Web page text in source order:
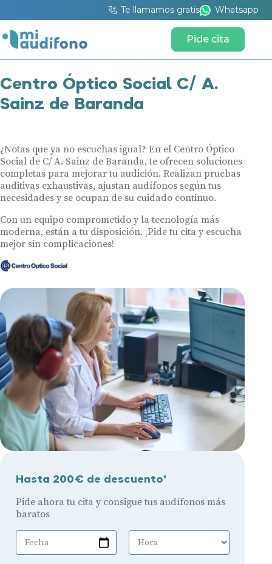
Te llamamos gratis Whatsapp
Pide cita
Centro Óptico Social C/ A.
Sainz de Baranda
¿Notas que ya no escuchas igual? En el Centro Óptico
Social de C/ A. Sainz de Baranda, te ofrecen soluciones
completas para mejorar tu audición. Realizan pruebas
auditivas exhaustivas, ajustan audífonos según tus
necesidades y se ocupan de su cuidado continuo.
Con un equipo comprometido y la tecnología más
moderna, están a tu disposición. ¡Pide tu cita y escucha
mejor sin complicaciones!
Hasta 200€ de descuento*
Pide ahora tu cita y consigue tus audífonos más
baratos
Fecha Hora